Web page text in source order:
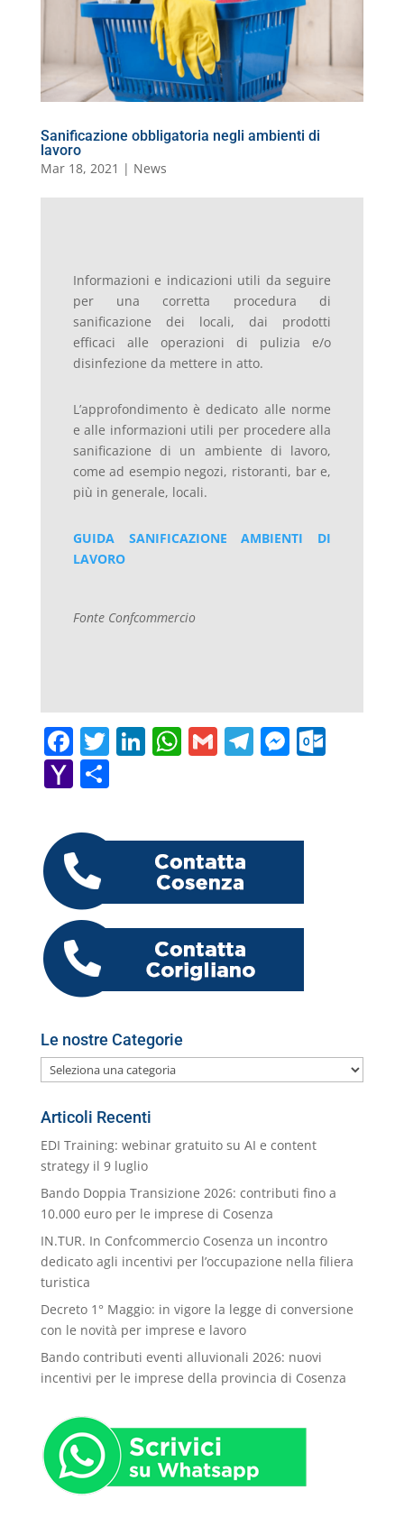
m
ai
l
Sanificazione obbligatoria negli ambienti di
lavoro
Mar 18, 2021 | News
Informazioni e indicazioni utili da seguire
per una corretta procedura di
sanificazione dei locali, dai prodotti
efficaci alle operazioni di pulizia e/o
disinfezione da mettere in atto.
L’approfondimento è dedicato alle norme
e alle informazioni utili per procedere alla
sanificazione di un ambiente di lavoro,
come ad esempio negozi, ristoranti, bar e,
più in generale, locali.
GUIDA SANIFICAZIONE AMBIENTI DI
LAVORO
Fonte Confcommercio
F
a
c
e
b
o
o
k
T
w
itt
Li
dI
n
W
A
p
p
G T M
er
O
Y
h
o
o
M
ai
l
C
n
di
Le nostre Categorie
Le
nostre
Categorie
Articoli Recenti
EDI Training: webinar gratuito su AI e content
strategy il 9 luglio
Bando Doppia Transizione 2026: contributi fino a
10.000 euro per le imprese di Cosenza
IN.TUR. In Confcommercio Cosenza un incontro
dedicato agli incentivi per l’occupazione nella filiera
turistica
Decreto 1° Maggio: in vigore la legge di conversione
con le novità per imprese e lavoro
Bando contributi eventi alluvionali 2026: nuovi
incentivi per le imprese della provincia di Cosenza